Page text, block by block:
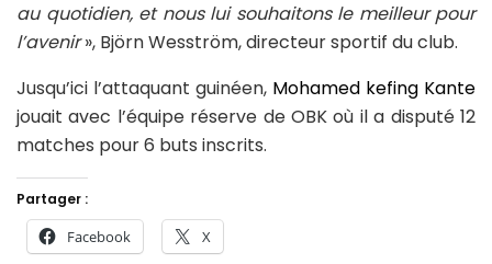
au quotidien, et nous lui souhaitons le meilleur pour
l’avenir», Björn Wesström, directeur sportif du club.
Jusqu’ici l’attaquant guinéen, Mohamed kefing Kante
jouait avec l’équipe réserve de OBK où il a disputé 12
matches pour 6 buts inscrits.
Partager :
Facebook X